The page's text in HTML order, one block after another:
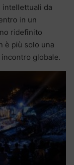
da
in un
ridefinito
è più solo una
globale.